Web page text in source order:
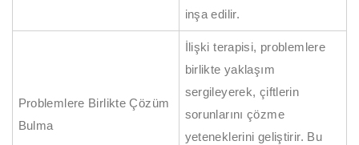
inşa edilir.
Problemlere Birlikte Çözüm
Bulma
İlişki terapisi, problemlere
birlikte yaklaşım
sergileyerek, çiftlerin
sorunlarını çözme
yeteneklerini geliştirir. Bu